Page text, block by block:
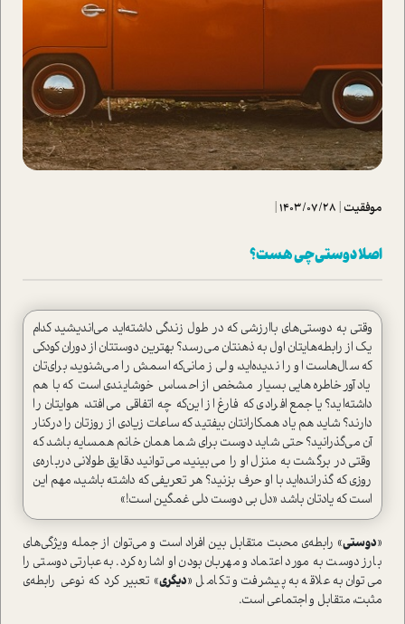
موفقیت|
1403/07/28
|
اصلا دوستی چی هست؟
وقتی به دوستی‌های باارزشی که در طول زندگی داشته‌اید می‌اندیشید کدام
یک از رابطه‌هایتان اول به ذهنتان می‌رسد؟ بهترین دوستتان از دوران کودکی
که سال‌ها‌ست او را ندیده‌اید، ولی زمانی‌که اسمش را می‌شنوید، برای‌تان
یادآور خاطره‌هایی بسیار مشخص از احساس خوشایندی ا‌ست که با هم
داشته‌اید؟ یا جمع افرادی که فارغ از این‌که چه اتفاقی می‌افتد، هوایتان را
دارند؟ شاید هم یاد همکارانتان بیفتید که ساعات زیادی از روزتان را در‌کنار
آن می‌گذرانید؟ حتی شاید دوست برای شما همان خانم همسایه باشد که
وقتی در برگشت به منزل او را می‌بینید، می‌توانید دقایق طولانی درباره‌ی
روزی که گذرانده‌اید با او حرف بزنید؟ هر تعریفی که داشته باشید، مهم این
ا‌ست که یادتان باشد «دل بی دوست دلی غمگین ا‌ست!»
«دوستی» رابطه‌ی محبت متقابل بین افراد ا‌ست و می‌توان از جمله ویژگی‌های
بارز دوست به مورد اعتماد و مهربان بودن او اشاره کرد. به‌عبارتی دوستی را
می‌توان به علاقه به پیشرفت و تکامل «د‌یگری» تعبیر کرد که نوعی رابطه‌ی
مثبت، متقابل و اجتماعی ا‌ست.